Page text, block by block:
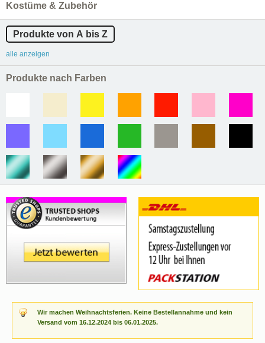
Wir machen Weihnachtsferien. Keine Bestellannahme und kein
Versand vom 16.12.2024 bis 06.01.2025.
Kostüme & Zubehör
Produkte von A bis Z
alle anzeigen
Produkte nach Farben